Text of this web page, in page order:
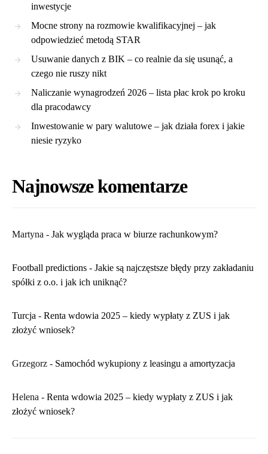
inwestycje
Mocne strony na rozmowie kwalifikacyjnej – jak
odpowiedzieć metodą STAR
Usuwanie danych z BIK – co realnie da się usunąć, a
czego nie ruszy nikt
Naliczanie wynagrodzeń 2026 – lista płac krok po kroku
dla pracodawcy
Inwestowanie w pary walutowe – jak działa forex i jakie
niesie ryzyko
Najnowsze komentarze
Martyna - ​Jak wygląda praca w biurze rachunkowym?
Football predictions - Jakie są najczęstsze błędy przy zakładaniu
spółki z o.o. i jak ich uniknąć?
Turcja - Renta wdowia 2025 – kiedy wypłaty z ZUS i jak
złożyć wniosek?
Grzegorz - Samochód wykupiony z leasingu a amortyzacja
Helena - Renta wdowia 2025 – kiedy wypłaty z ZUS i jak
złożyć wniosek?